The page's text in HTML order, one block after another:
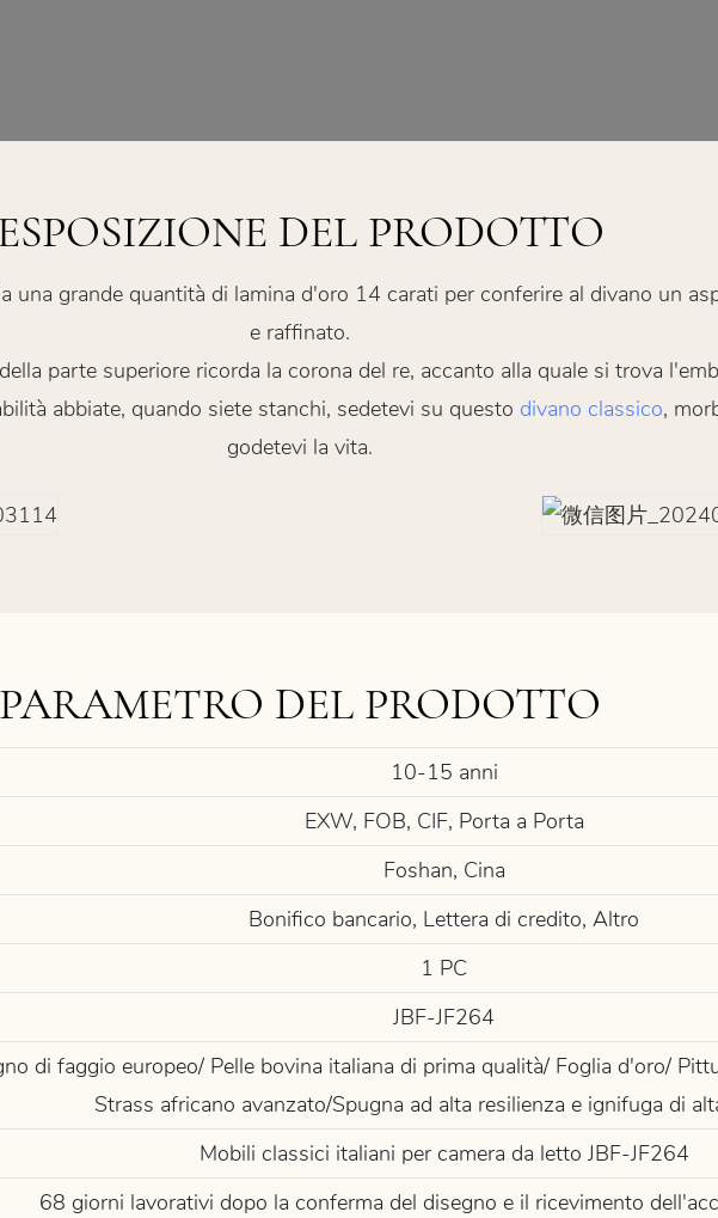
DEL PRODOTTO
una grande quantità di lamina d'oro 14 carati per conferire al divano un
e raffinato.
parte superiore ricorda la corona del re, accanto alla quale si trova
abbiate, quando siete stanchi, sedetevi su questo divano classico,
godetevi la vita.
PARAMETRO DEL PRODOTTO
10-15 anni
EXW, FOB, CIF, Porta a Porta
Foshan, Cina
Bonifico bancario, Lettera di credito, Altro
1 PC
JBF-JF264
di faggio europeo/ Pelle bovina italiana di prima qualità/ Foglia d'oro/
Strass africano avanzato/Spugna ad alta resilienza e ignifuga di
Mobili classici italiani per camera da letto JBF-JF264
68 giorni lavorativi dopo la conferma del disegno e il ricevimento